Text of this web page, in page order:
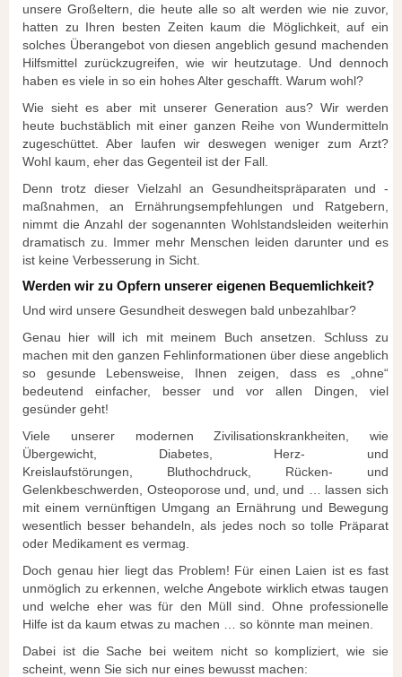
unsere Großeltern, die heute alle so alt werden wie nie zuvor,
hatten zu Ihren besten Zeiten kaum die Möglichkeit, auf ein
solches Überangebot von diesen angeblich gesund machenden
Hilfsmittel zurückzugreifen, wie wir heutzutage. Und dennoch
haben es viele in so ein hohes Alter geschafft. Warum wohl?
Wie sieht es aber mit unserer Generation aus? Wir werden
heute buchstäblich mit einer ganzen Reihe von Wundermitteln
zugeschüttet. Aber laufen wir deswegen weniger zum Arzt?
Wohl kaum, eher das Gegenteil ist der Fall.
Denn trotz dieser Vielzahl an Gesundheitspräparaten und -
maßnahmen, an Ernährungsempfehlungen und Ratgebern,
nimmt die Anzahl der sogenannten Wohlstandsleiden weiterhin
dramatisch zu. Immer mehr Menschen leiden darunter und es
ist keine Verbesserung in Sicht.
Werden wir zu Opfern unserer eigenen Bequemlichkeit?
Und wird unsere Gesundheit deswegen bald unbezahlbar?
Genau hier will ich mit meinem Buch ansetzen. Schluss zu
machen mit den ganzen Fehlinformationen über diese angeblich
so gesunde Lebensweise, Ihnen zeigen, dass es „ohne“
bedeutend einfacher, besser und vor allen Dingen, viel
gesünder geht!
Viele unserer modernen Zivilisationskrankheiten, wie
Übergewicht, Diabetes, Herz- und
Kreislaufstörungen, Bluthochdruck, Rücken- und
Gelenkbeschwerden, Osteoporose und, und, und … lassen sich
mit einem vernünftigen Umgang an Ernährung und Bewegung
wesentlich besser behandeln, als jedes noch so tolle Präparat
oder Medikament es vermag.
Doch genau hier liegt das Problem! Für einen Laien ist es fast
unmöglich zu erkennen, welche Angebote wirklich etwas taugen
und welche eher was für den Müll sind. Ohne professionelle
Hilfe ist da kaum etwas zu machen … so könnte man meinen.
Dabei ist die Sache bei weitem nicht so kompliziert, wie sie
scheint, wenn Sie sich nur eines bewusst machen: